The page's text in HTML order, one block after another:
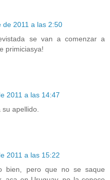
de 2011 a las 2:50
se van a comenzar a
primiciasya!
2011 a las 14:47
apellido.
2011 a las 15:22
bien, pero que no se saque